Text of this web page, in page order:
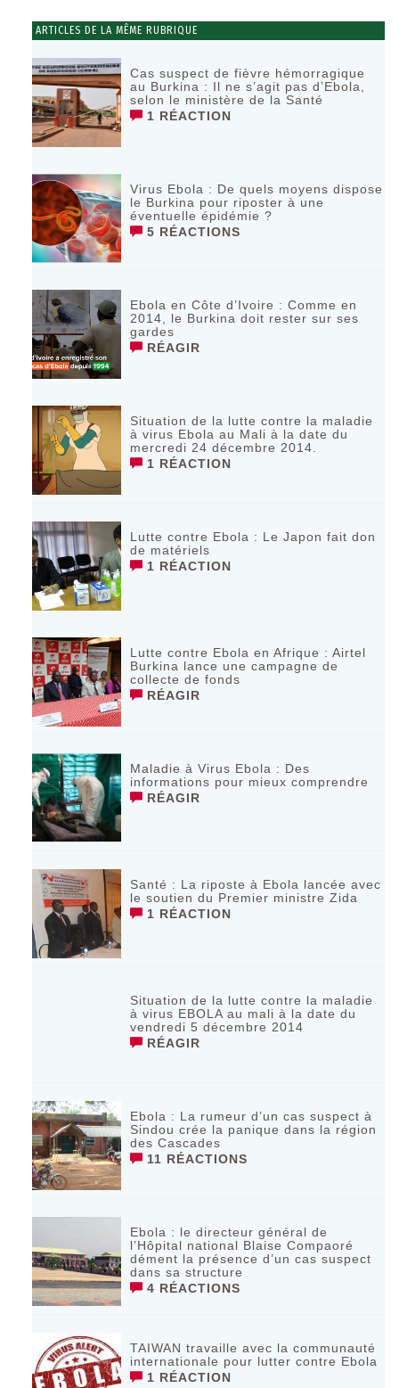
ARTICLES DE LA MÊME RUBRIQUE
Cas suspect de fièvre hémorragique
au Burkina : Il ne s’agit pas d’Ebola,
selon le ministère de la Santé
1 RÉACTION
Virus Ebola : De quels moyens dispose
le Burkina pour riposter à une
éventuelle épidémie ?
5 RÉACTIONS
Ebola en Côte d’Ivoire : Comme en
2014, le Burkina doit rester sur ses
gardes
RÉAGIR
Situation de la lutte contre la maladie
à virus Ebola au Mali à la date du
mercredi 24 décembre 2014.
1 RÉACTION
Lutte contre Ebola : Le Japon fait don
de matériels
1 RÉACTION
Lutte contre Ebola en Afrique : Airtel
Burkina lance une campagne de
collecte de fonds
RÉAGIR
Maladie à Virus Ebola : Des
informations pour mieux comprendre
RÉAGIR
Santé : La riposte à Ebola lancée avec
le soutien du Premier ministre Zida
1 RÉACTION
Situation de la lutte contre la maladie
à virus EBOLA au mali à la date du
vendredi 5 décembre 2014
RÉAGIR
Ebola : La rumeur d’un cas suspect à
Sindou crée la panique dans la région
des Cascades
11 RÉACTIONS
Ebola : le directeur général de
l’Hôpital national Blaise Compaoré
dément la présence d’un cas suspect
dans sa structure
4 RÉACTIONS
TAIWAN travaille avec la communauté
internationale pour lutter contre Ebola
1 RÉACTION